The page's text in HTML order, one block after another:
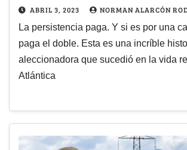
ABRIL 3, 2023 NORMAN ALARCÓN
La persistencia paga. Y si es por una
paga el doble. Esta es una incríble
aleccionadora que sucedió en la vida
Atlántica